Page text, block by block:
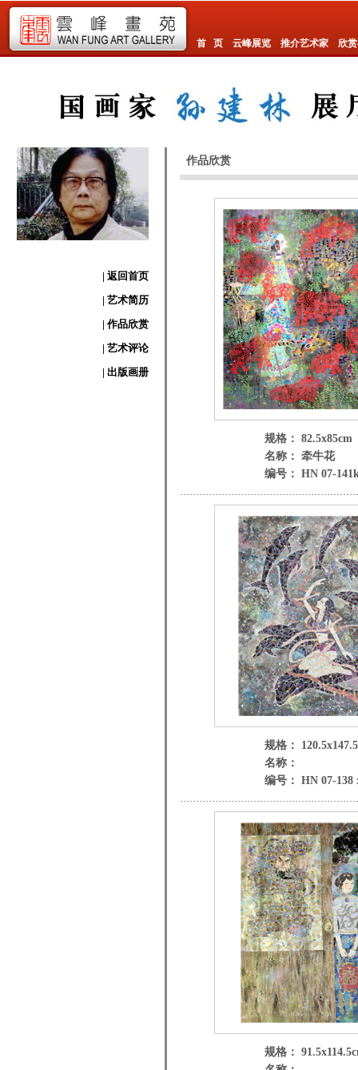
首 页 云峰展览 推介艺术家 欣
| 返回首页
| 艺术简历
| 作品欣赏
| 艺术评论
| 出版画册
作品欣赏
规格： 82.5x85cm
名称： 牵牛花
编号： HN 07-
规格：
名称：
编号： HN 07-138
规格：